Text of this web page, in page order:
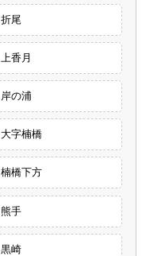
折尾
上香月
岸の浦
大字楠橋
楠橋下方
熊手
黒崎